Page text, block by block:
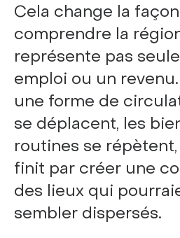
Cela change la
comprendre la
représente pas
emploi ou un
une forme de
se déplacent, les
routines se
finit par créer une
des lieux qui
sembler dispersés.